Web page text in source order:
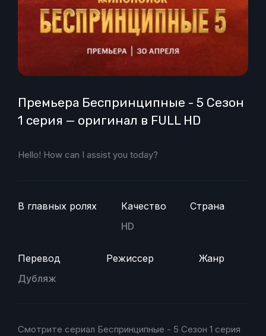
Премьера Беспринципные - 5 Сезон
1 серия — оригинал в FULL HD
Hello! How can I assist you today?
В главных ролях
Качество
HD
Страна
Перевод
Дубляж
Режиссер Жанр
Смотрите сериал Беспринципные - 5 Сезон 1 серия